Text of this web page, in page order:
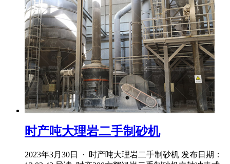
时产吨大理岩二手制砂机
2023年3月30日 · 时产吨大理岩二手制砂机 发布日期：